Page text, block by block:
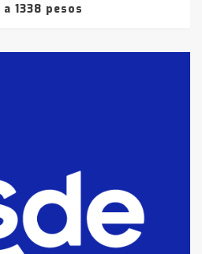
1338 pesos
por
de drogas en la
se vendió el edificio de